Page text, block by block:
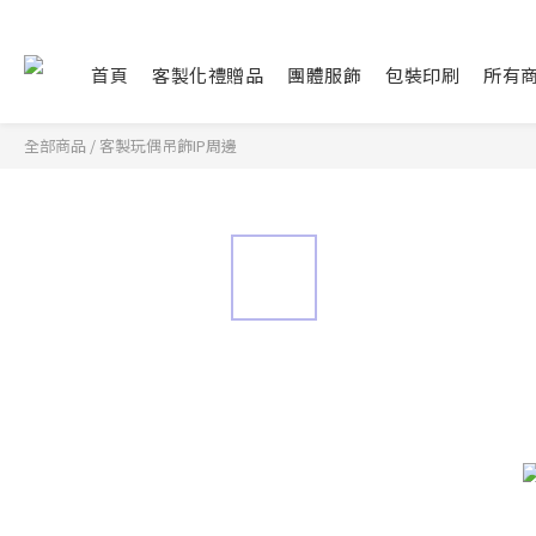
首頁 客製化禮贈品 團體服飾 包裝印刷 所有
全部商品 / 客製玩偶吊飾IP周邊